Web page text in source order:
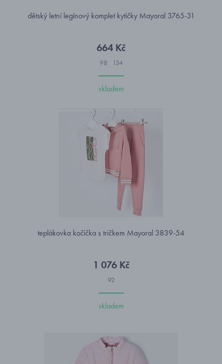
dětský letní legínový komplet kytičky Mayoral 3765-31
664 Kč
98 134
skladem
teplákovka kočička s tričkem Mayoral 3839-54
1 076 Kč
92
skladem